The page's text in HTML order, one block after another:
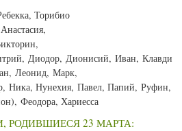
Торибио
Анастасия,
Диодор, Дионисий, Иван, Клавди
Леонид, Марк,
Ника, Нунехия, Павел, Папий, Руфин,
Феодора, Хариесса
РОДИВШИЕСЯ 23 МАРТА: